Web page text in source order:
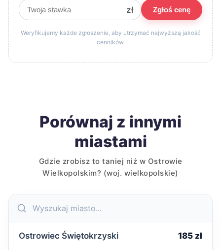
zł Zgłoś cenę
Weryfikujemy każde zgłoszenie, aby utrzymać najwyższą jakość
cenników.
Porównaj z innymi
miastami
Gdzie zrobisz to taniej niż w Ostrowie
Wielkopolskim? (woj. wielkopolskie)
Ostrowiec Świętokrzyski 185 zł